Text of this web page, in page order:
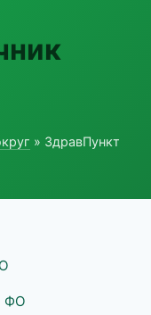
» ЗдравПункт
ФО